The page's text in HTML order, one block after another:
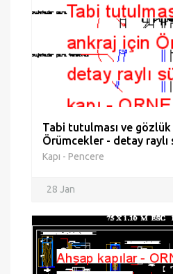
Tabi tutulması ve
Örümcekler - detay raylı
Kapı - Pencere
28 Jan